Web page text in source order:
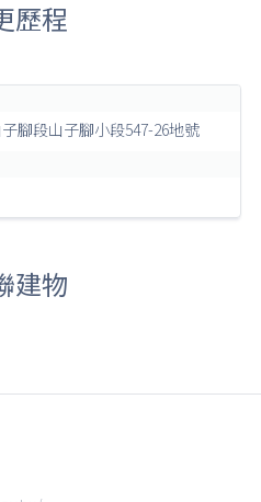
歷程
腳段山子腳小段547-26地號
建物